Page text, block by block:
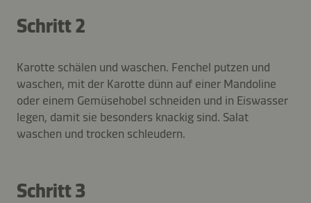
Schritt 2
Karotte schälen und waschen. Fenchel putzen und
waschen, mit der Karotte dünn auf einer Mandoline
oder einem Gemüsehobel schneiden und in Eiswasser
legen, damit sie besonders knackig sind. Salat
waschen und trocken schleudern.
Schritt 3